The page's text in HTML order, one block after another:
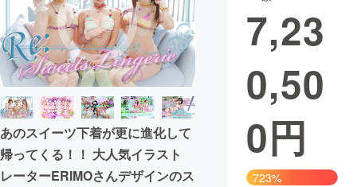
テクノロジー・ガジェット ゲーム・サ
映像・映画
ビジネス・起業
まちづくり・地域活性化
あのスイーツ下着が更に進化して
帰ってくる！！ 大人気イラスト
レーターERIMOさんデザインのス
7,23
0,50
0円
723%